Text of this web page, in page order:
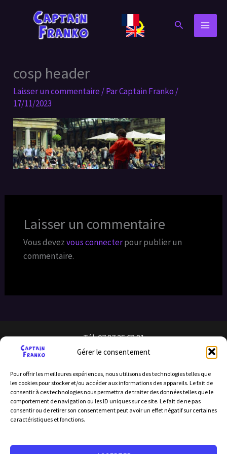
Gérer le consentement
Pour offrir les meilleures expériences, nous utilisons des technologies telles que
les cookies pour stocker et/ou accéder aux informations des appareils. Le fait de
consentir à ces technologies nous permettra de traiter des données telles que le
comportement de navigation ou les ID uniques sur ce site. Le fait de ne pas
consentir ou de retirer son consentement peut avoir un effet négatif sur certaines
caractéristiques et fonctions.
Rechercher
cosp header
Laisser un commentaire/ ParCaptain Franko /
17/11/2023
Laisser un commentaire
Vous devezvous connecterpour publier un
commentaire.
Tél: 07 87 25 62 81
Licence d’entrepreneur de spectacle : PLATESV-D-2024-